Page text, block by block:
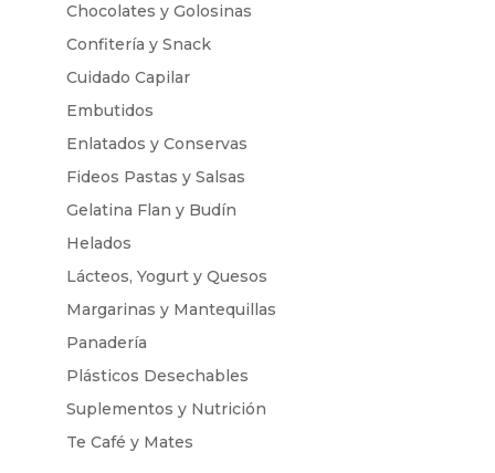
Chocolates y Golosinas
Confitería y Snack
Cuidado Capilar
Embutidos
Enlatados y Conservas
Fideos Pastas y Salsas
Gelatina Flan y Budín
Helados
Lácteos, Yogurt y Quesos
Margarinas y Mantequillas
Panadería
Plásticos Desechables
Suplementos y Nutrición
Te Café y Mates